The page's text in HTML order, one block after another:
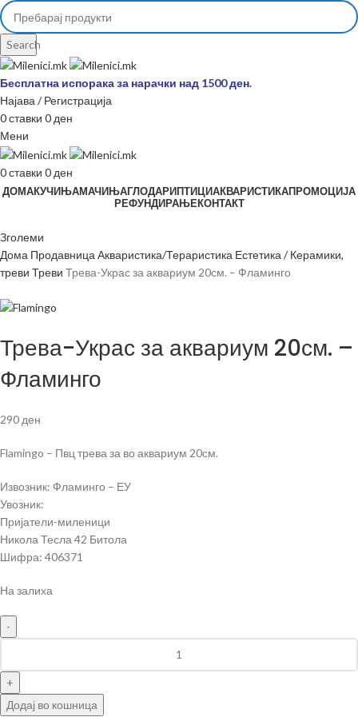
Search
Бесплатна испорака за нарачки над 1500 ден.
Најава / Регистрација
0ставки 0ден
Мени
0ставки 0 ден
ДОМАКУЧИЊАМАЧИЊАГЛОДАРИПТИЦИАКВАРИСТИКАПРОМОЦИЈА
РЕФУНДИРАЊЕКОНТАКТ
Зголеми
Дома Продавница Акваристика/Тераристика Естетика / Керамики,
треви Треви Трева-Украс за аквариум 20см. – Фламинго
Трева-Украс за аквариум 20см. –
Фламинго
290 ден
Flamingo – Пвц трева за во аквариум 20см.
Извозник: Фламинго – ЕУ
Увозник:
Пријатели-миленици
Никола Тесла 42 Битола
Шифра: 406371
На залиха
Додај во кошница